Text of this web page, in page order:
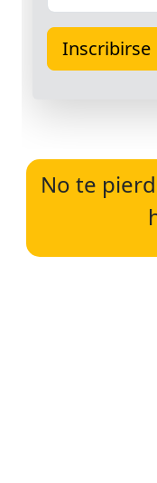
No te